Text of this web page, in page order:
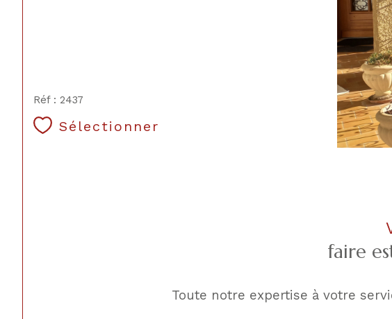
Réf : 2437
Sélectionner
faire
Toute notre expertise à votre